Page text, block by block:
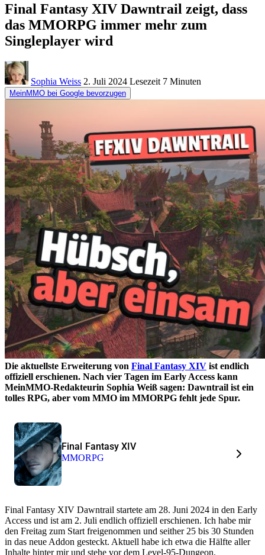
Final Fantasy XIV Dawntrail zeigt, dass
das MMORPG immer mehr zum
Singleplayer wird
Sophia Weiss 2. Juli 2024 Lesezeit 7 Minuten
MeinMMO bei Google bevorzugen
Die aktuellste Erweiterung von Final Fantasy XIV ist endlich
offiziell erschienen. Nach vier Tagen im Early Access kann
MeinMMO-Redakteurin Sophia Weiß sagen: Dawntrail ist ein
tolles RPG, aber vom MMO im MMORPG fehlt jede Spur.
Final Fantasy XIV
MMORPG
Final Fantasy XIV Dawntrail startete am 28. Juni 2024 in den Early
Access und ist am 2. Juli endlich offiziell erschienen. Ich habe mir
den Freitag zum Start freigenommen und seither 25 bis 30 Stunden
in das neue Addon gesteckt. Aktuell habe ich etwa die Hälfte aller
Inhalte hinter mir und stehe vor dem Level-95-Dungeon.